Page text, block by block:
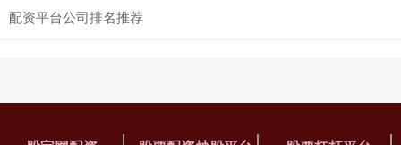
配资平台公司排名推荐